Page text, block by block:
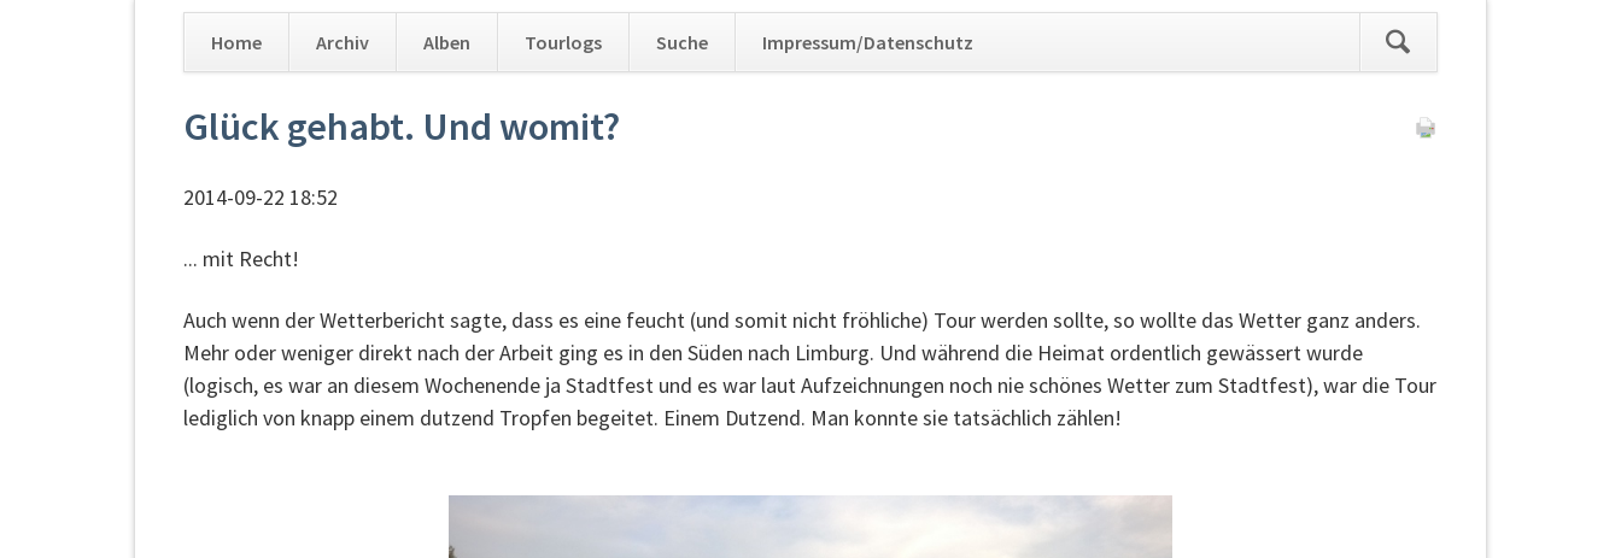
überspringen
Home Archiv Alben Tourlogs Suche Impressum/Datenschutz
überspringen
Glück gehabt. Und womit?
2014-09-22 18:52
... mit Recht!
Auch wenn der Wetterbericht sagte, dass es eine feucht (und somit nicht fröhliche) Tour werden sollte, so wollte das Wetter ganz anders.
Mehr oder weniger direkt nach der Arbeit ging es in den Süden nach Limburg. Und während die Heimat ordentlich gewässert wurde
(logisch, es war an diesem Wochenende ja Stadtfest und es war laut Aufzeichnungen noch nie schönes Wetter zum Stadtfest), war die Tour
lediglich von knapp einem dutzend Tropfen begeitet. Einem Dutzend. Man konnte sie tatsächlich zählen!